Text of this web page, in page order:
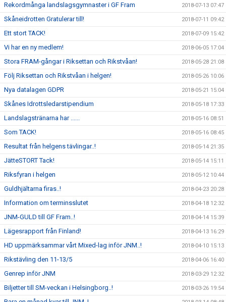
Rekordmånga landslagsgymnaster i GF Fram 2018-07-13 07:47
Skåneidrotten Gratulerar till! 2018-07-11 09:42
Ett stort TACK! 2018-07-09 15:42
Vi har en ny medlem! 2018-06-05 17:04
Stora FRAM-gångar i Riksettan och Rikstvåan! 2018-05-28 21:08
Följ Riksettan och Rikstvåan i helgen! 2018-05-26 10:06
Nya datalagen GDPR 2018-05-21 15:04
Skånes Idrottsledarstipendium 2018-05-18 17:33
Landslagstränarna har ...... 2018-05-16 08:51
Som TACK! 2018-05-16 08:45
Resultat från helgens tävlingar..! 2018-05-14 21:35
JätteSTORT Tack! 2018-05-14 15:11
Riksfyran i helgen 2018-05-12 10:44
Guldhjältarna firas..! 2018-04-23 20:28
Information om terminsslutet 2018-04-18 12:32
JNM-GULD till GF Fram..! 2018-04-14 15:39
Lägesrapport från Finland! 2018-04-13 16:29
HD uppmärksammar vårt Mixed-lag inför JNM..! 2018-04-10 15:13
Rikstävling den 11-13/5 2018-04-06 16:40
Genrep inför JNM 2018-03-29 12:32
Biljetter till SM-veckan i Helsingborg..! 2018-03-26 19:54